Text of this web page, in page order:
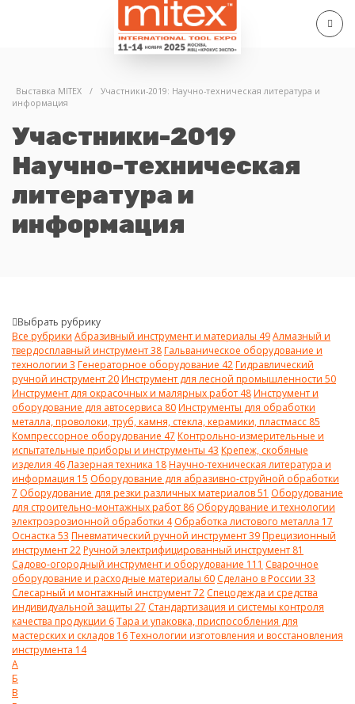
Выставка MITEX /
Участники-2019: Научно-техническая литература и
информация
Участники-2019
Научно-техническая
литература и
информация
Выбрать рубрику
Все рубрики Абразивный инструмент и материалы 49Алмазный и
твердосплавный инструмент38Гальваническое оборудование и
технологии 3 Генераторное оборудование 42Гидравлический
ручной инструмент20Инструмент для лесной промышленности 50
Инструмент для окрасочных и малярных работ 48Инструмент и
оборудование для автосервиса 80Инструменты для обработки
металла, проволоки, труб, камня, стекла, керамики, пластмасс 85
Компрессорное оборудование 47 Контрольно-измерительные и
испытательные приборы и инструменты 43 Крепеж, скобяные
изделия 46Лазерная техника 18Научно-техническая литература и
информация 15 Оборудование для абразивно-струйной обработки
7 Оборудование для резки различных материалов51 Оборудование
для строительно-монтажных работ 86 Оборудование и технологии
электроэрозионной обработки 4 Обработка листового металла 17
Оснастка 53 Пневматический ручной инструмент39Прецизионный
инструмент22Ручной электрифицированный инструмент 81
Садово-огородный инструмент и оборудование 111 Сварочное
оборудование и расходные материалы 60 Сделано в России 33
Слесарный и монтажный инструмент72 Спецодежда и средства
индивидуальной защиты 27 Стандартизация и системы контроля
качества продукции 6Тара и упаковка, приспособления для
мастерских и складов 16Технологии изготовления и восстановления
инструмента 14
А
Б
В